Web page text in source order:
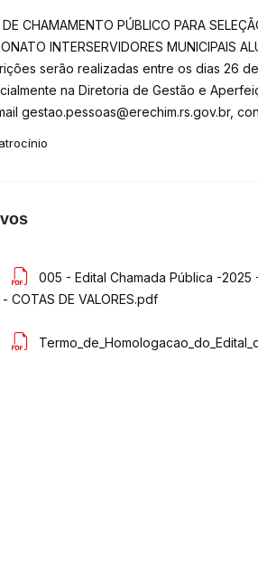
CHAMAMENTO PÚBLICO PARA
INTERSERVIDORES MUNICIPAIS
serão realizadas entre os dias 26
na Diretoria de Gestão e
gestao.pessoas@erechim.rs.gov.br,
005 - Edital Chamada Pública -2025 -
- COTAS DE VALORES.pdf